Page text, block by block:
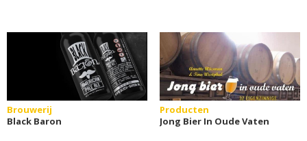
Brouwerij
Black Baron
Producten
Jong Bier In Oude Vaten